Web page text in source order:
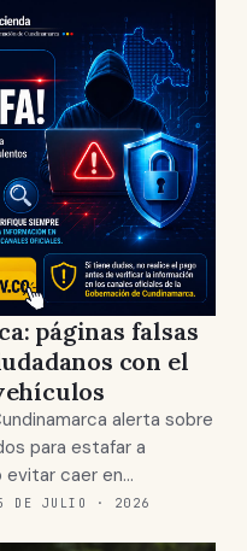
páginas falsas
con el
alerta sobre
para estafar a
caer en…
DE JULIO · 2026